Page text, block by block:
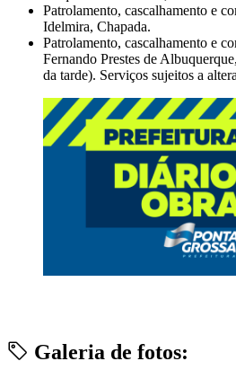
Patrolamento, cascalhamento e
Idelmira, Chapada.
Patrolamento, cascalhamento e
Fernando Prestes de
da tarde). Serviços sujeitos a
Galeria de fotos: